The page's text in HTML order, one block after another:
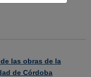
las obras de la
de Córdoba